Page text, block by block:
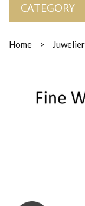
CATEGORY
Home >